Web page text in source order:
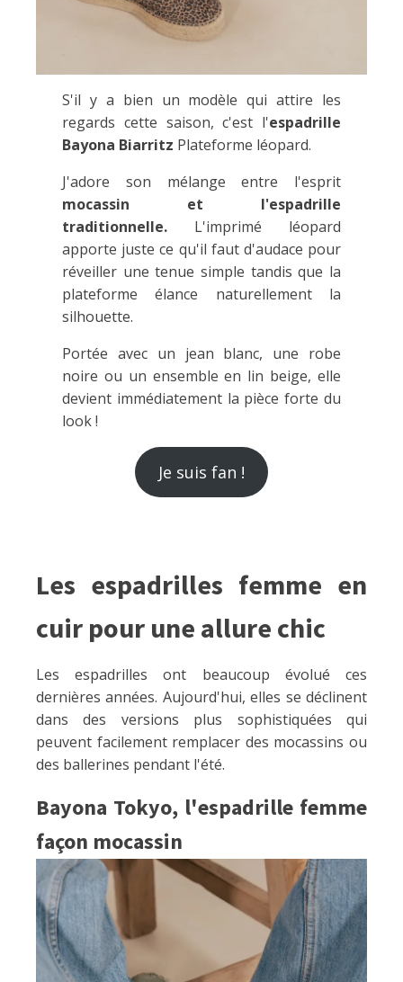
S'il y a bien un modèle qui attire les
regards cette saison, c'est l'espadrille
Bayona Biarritz Plateforme léopard.
J'adore son mélange entre l'esprit
mocassin et l'espadrille
traditionnelle. L'imprimé léopard
apporte juste ce qu'il faut d'audace pour
réveiller une tenue simple tandis que la
plateforme élance naturellement la
silhouette.
Portée avec un jean blanc, une robe
noire ou un ensemble en lin beige, elle
devient immédiatement la pièce forte du
look !
Je suis fan !
Les espadrilles femme en
cuir pour une allure chic
Les espadrilles ont beaucoup évolué ces
dernières années. Aujourd'hui, elles se déclinent
dans des versions plus sophistiquées qui
peuvent facilement remplacer des mocassins ou
des ballerines pendant l'été.
Bayona Tokyo, l'espadrille femme
façon mocassin